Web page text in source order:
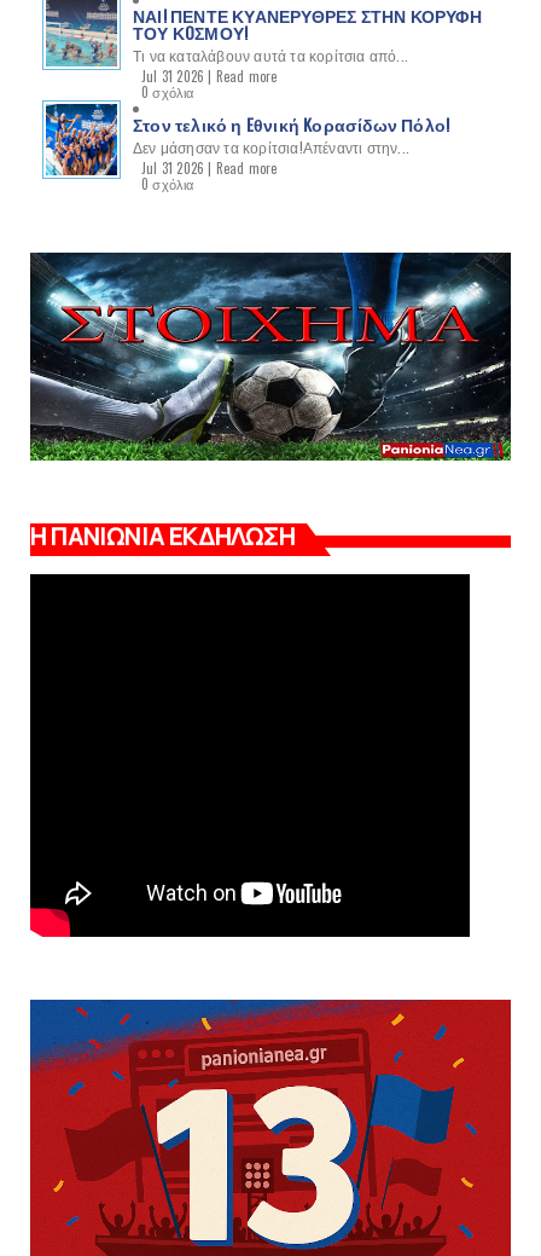
ΝΑΙ! ΠΕΝΤΕ ΚΥΑΝΕΡΥΘΡΕΣ ΣΤΗΝ ΚΟΡΥΦΗ
ΤΟΥ ΚOΣΜΟΥ!
Τι να καταλάβουν αυτά τα κορίτσια από...
Jul 31 2026 | Read more
0 σχόλια
Στον τελικό η Eθνική Kορασίδων Πόλο!
Δεν μάσησαν τα κορίτσια!Απέναντι στην...
Jul 31 2026 | Read more
0 σχόλια
Η ΠΑΝΙΩΝΙΑ ΕΚΔΗΛΩΣΗ